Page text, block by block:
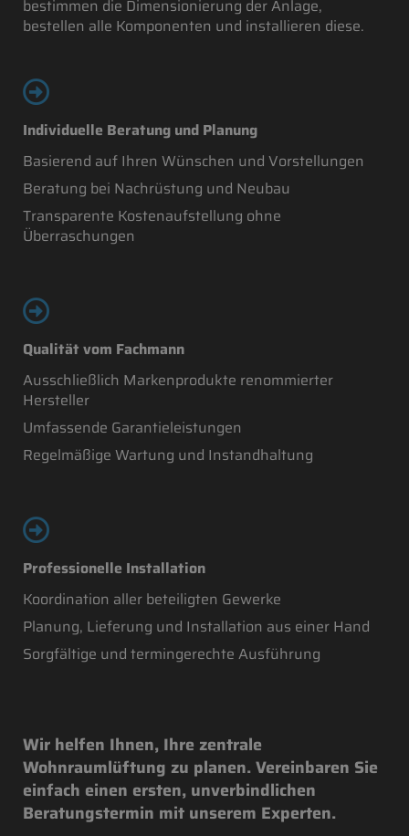
bestimmen die Dimensionierung der Anlage,
bestellen alle Komponenten und installieren diese.
Individuelle Beratung und Planung
Basierend auf Ihren Wünschen und Vorstellungen
Beratung bei Nachrüstung und Neubau
Transparente Kostenaufstellung ohne
Überraschungen
Qualität vom Fachmann
Ausschließlich Markenprodukte renommierter
Hersteller
Umfassende Garantieleistungen
Regelmäßige Wartung und Instandhaltung
Professionelle Installation
Koordination aller beteiligten Gewerke
Planung, Lieferung und Installation aus einer Hand
Sorgfältige und termingerechte Ausführung
Wir helfen Ihnen, Ihre zentrale
Wohnraumlüftung zu planen. Vereinbaren Sie
einfach einen ersten, unverbindlichen
Beratungstermin mit unserem Experten.